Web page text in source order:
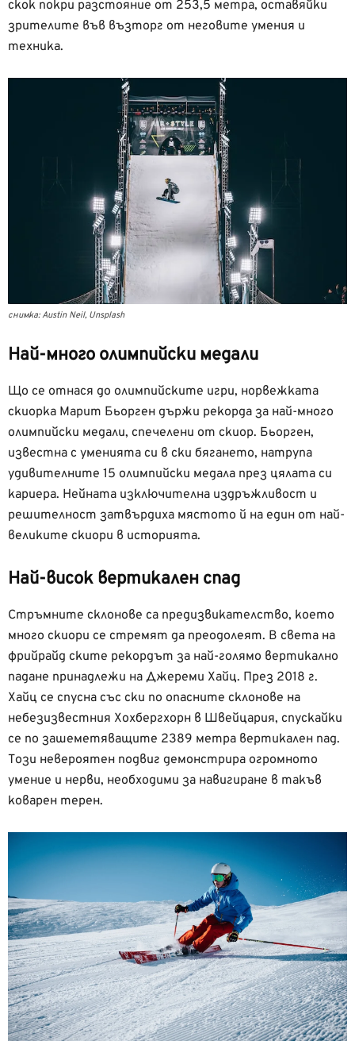
скок покри разстояние от 253,5 метра, оставяйки
зрителите във възторг от неговите умения и
техника.
снимка: Austin Neil, Unsplash
Най-много олимпийски медали
Що се отнася до олимпийските игри, норвежката
скиорка Марит Бьорген държи рекорда за най-много
олимпийски медали, спечелени от скиор. Бьорген,
известна с уменията си в ски бягането, натрупа
удивителните 15 олимпийски медала през цялата си
кариера. Нейната изключителна издръжливост и
решителност затвърдиха мястото й на един от най-
великите скиори в историята.
Най-висок вертикален спад
Стръмните склонове са предизвикателство, което
много скиори се стремят да преодолеят. В света на
фрийрайд ските рекордът за най-голямо вертикално
падане принадлежи на Джереми Хайц. През 2018 г.
Хайц се спусна със ски по опасните склонове на
небезизвестния Хохбергхорн в Швейцария, спускайки
се по зашеметяващите 2389 метра вертикален пад.
Този невероятен подвиг демонстрира огромното
умение и нерви, необходими за навигиране в такъв
коварен терен.